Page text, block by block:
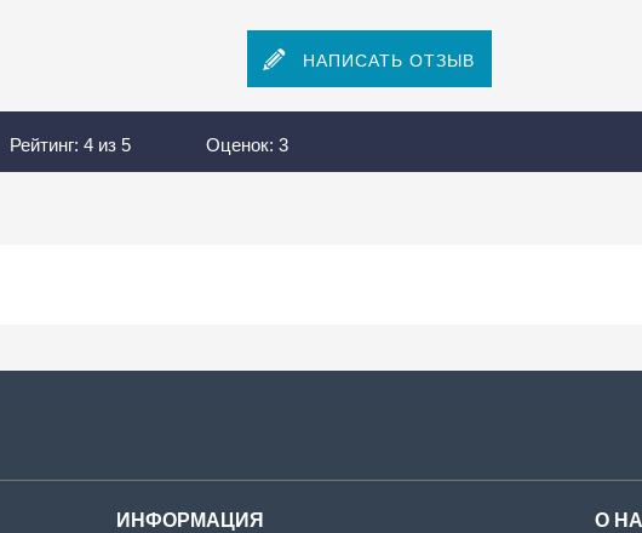
НАПИСАТЬ ОТЗЫВ
Рейтинг: 4 из 5 Оценок: 3
ИНФОРМАЦИЯ О